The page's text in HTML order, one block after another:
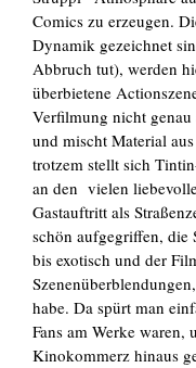
Comics zu erzeugen.
Dynamik gezeichnet
Abbruch tut), werden
überbietene
Verfilmung nicht
und mischt Material
trotzem stellt sich
an den vielen
Gastauftritt als
schön aufgegriffen, die
bis exotisch und der
habe. Da spürt man
Fans am Werke
Kinokommerz hinaus